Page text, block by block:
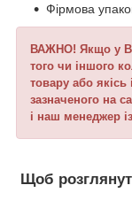
Фірмова
ВАЖНО! Якщо у
того чи іншого
товару або
зазначеного на
і наш менеджер
Щоб